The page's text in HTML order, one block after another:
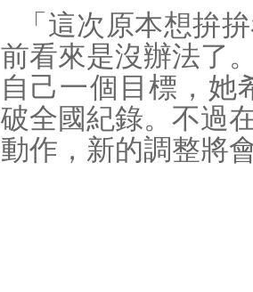
「這次原本想拚
前看來是沒辦法了
自己一個目標，她
破全國紀錄。不過
動作，新的調整將